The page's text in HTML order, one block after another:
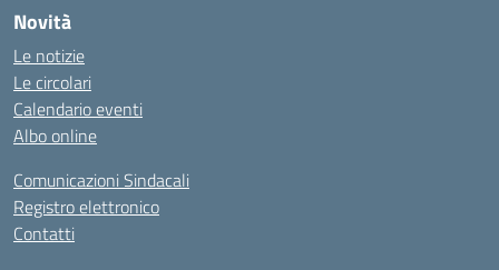
Novità
Le notizie
Le circolari
Calendario eventi
Albo online
Comunicazioni Sindacali
Registro elettronico
Contatti